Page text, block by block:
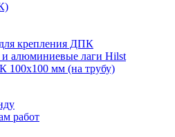
крепления ДПК
алюминиевые лаги Hilst
100х100 мм (на трубу)
работ